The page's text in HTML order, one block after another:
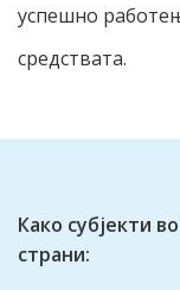
успешно
средствата.
Како субјекти
страни: